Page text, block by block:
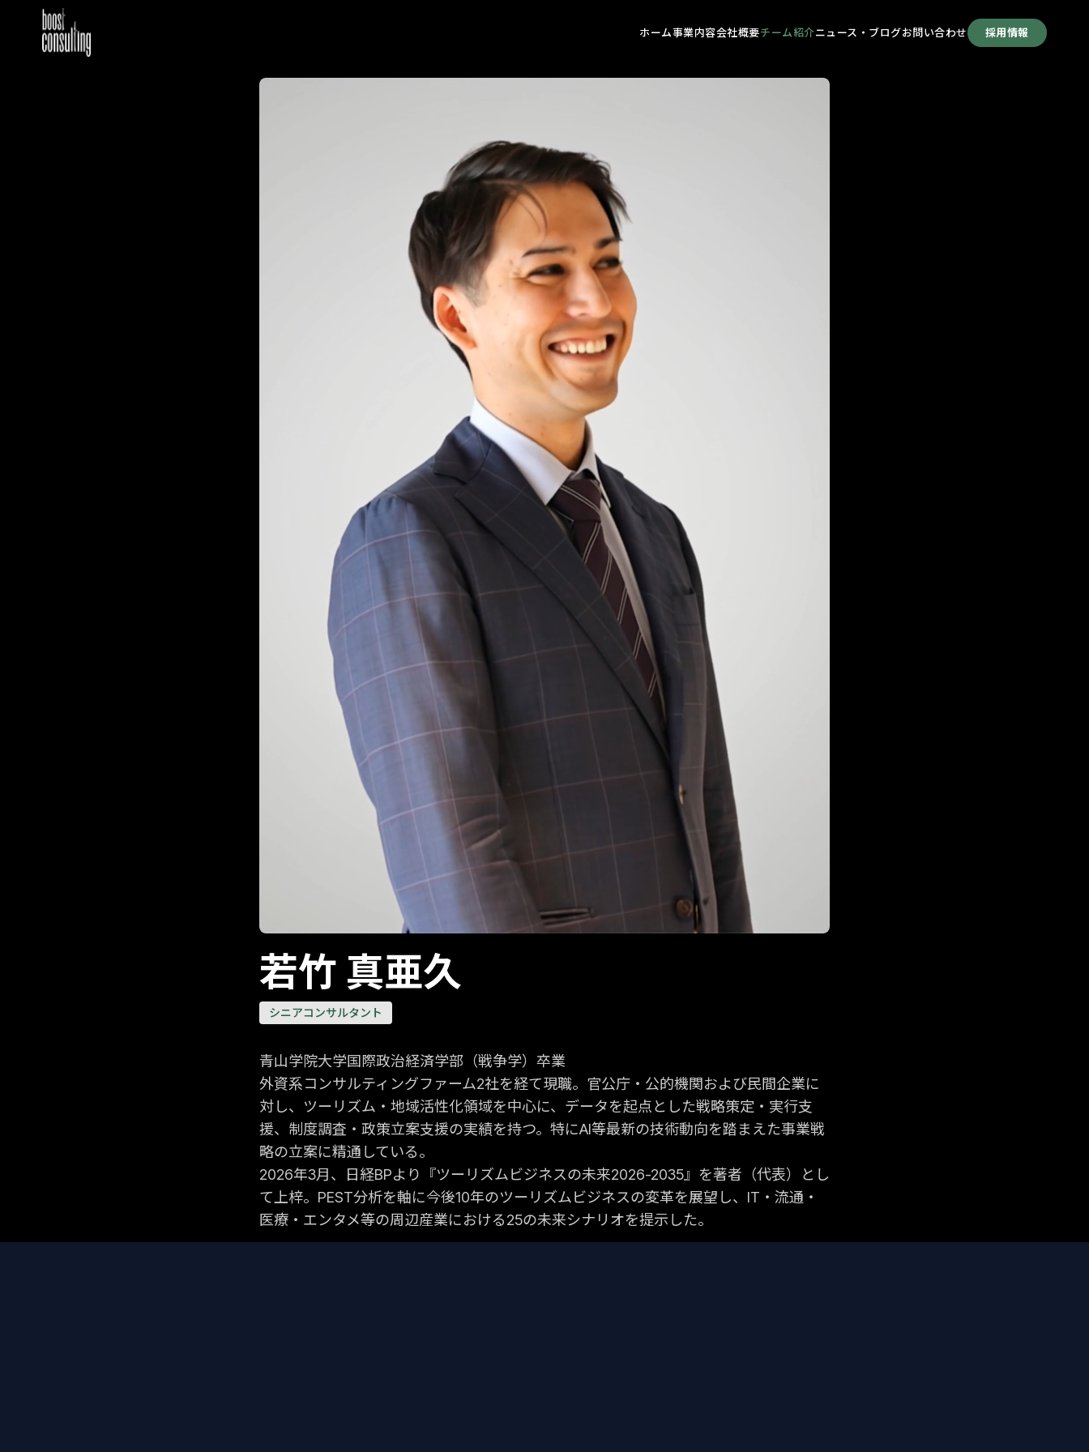
ホーム事業内容会社概要チーム紹介ニュース・ブログお問い合わせ 採用情報
若竹 真亜久
シニアコンサルタント
青山学院大学国際政治経済学部（戦争学）卒業
外資系コンサルティングファーム2社を経て現職。官公庁・公的機関および民間企業に
対し、ツーリズム・地域活性化領域を中心に、データを起点とした戦略策定・実行支
援、制度調査・政策立案支援の実績を持つ。特にAI等最新の技術動向を踏まえた事業戦
略の立案に精通している。
2026年3月、日経BPより『ツーリズムビジネスの未来2026-2035』を著者（代表）とし
て上梓。PEST分析を軸に今後10年のツーリズムビジネスの変革を展望し、IT・流通・
医療・エンタメ等の周辺産業における25の未来シナリオを提示した。